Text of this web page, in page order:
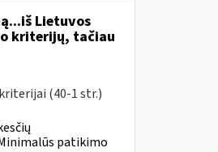
Lietuvos
kriterijų, tačiau
(40-1 str.)
patikimo